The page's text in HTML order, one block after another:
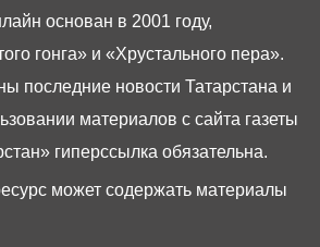
основан в 2001 году,
гонга» и «Хрустального пера».
последние новости Татарстана и
материалов с сайта газеты
гиперссылка обязательна.
может содержать материалы